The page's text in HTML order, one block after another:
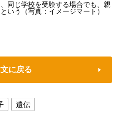
同じ学校を受験する場合でも、親
いう（写真：イメージマート）
に戻る
遺伝